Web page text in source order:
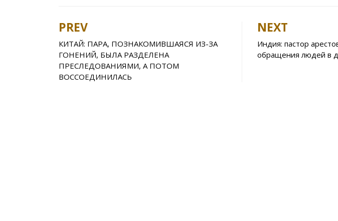
b
o
o
k
kl
as
s
u
r
n
st u
p
e
Post
navigation
PREV
КИТАЙ: ПАРА, ПОЗНАКОМИВШАЯСЯ ИЗ-ЗА
ГОНЕНИЙ, БЫЛА РАЗДЕЛЕНА
ПРЕСЛЕДОВАНИЯМИ, А ПОТОМ
ВОССОЕДИНИЛАСЬ
NEXT
Индия: пастор
обращения людей в